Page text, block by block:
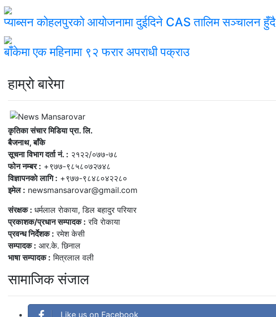
प्याब्सन कोहलपुरको आयोजनामा दुईदिने CAS तालिम सञ्चालन हुँदै
बाँकेमा एक महिनामा ९२ फरार अपराधी पक्राउ
हाम्राे बारेमा
कृतिका संचार मिडिया प्रा. लि.
बैजनाथ, बाँके
सूचना विभाग दर्ता नं. : २१२२/०७७-७८
फोन नम्बर : +९७७-९८५८०७२७४८
विज्ञापनकाे लागि : +९७७-९८४८०४२२८०
इमेल : newsmansarovar@gmail.com
संरक्षक : धर्मलाल राेकाया, डिल बहादुर परियार
प्रकाशक/प्रधान सम्पादक : रवि राेकाया
प्रवन्ध निर्देशक : रमेश केसी
सम्पादक : आर.के. छिनाल
भाषा सम्पादक : मित्रलाल वली
सामाजिक संजाल
Like us on Facebook